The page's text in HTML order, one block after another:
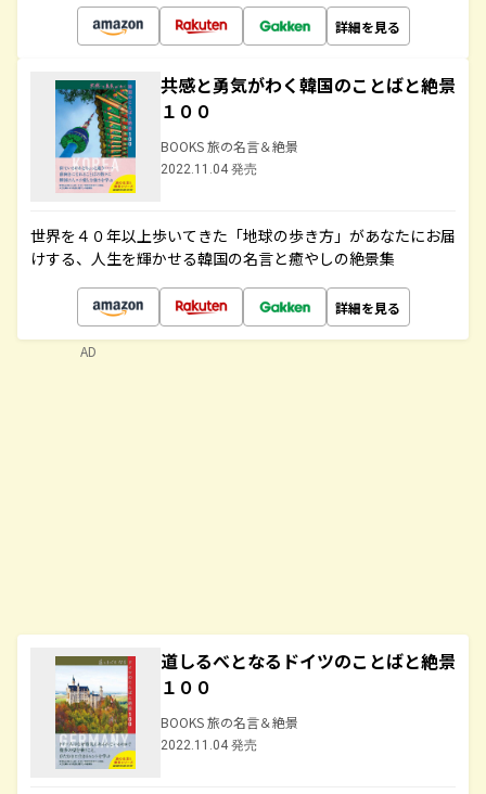
詳細を見る
共感と勇気がわく韓国のことばと絶景
１００
BOOKS 旅の名言＆絶景
2022.11.04 発売
世界を４０年以上歩いてきた「地球の歩き方」があなたにお届
けする、人生を輝かせる韓国の名言と癒やしの絶景集
詳細を見る
道しるべとなるドイツのことばと絶景
１００
BOOKS 旅の名言＆絶景
2022.11.04 発売
AD